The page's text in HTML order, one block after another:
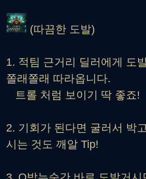
(따끔한 도발)
1. 적팀 근거리 딜러에게 도
쫄래쫄래 따라옵니다.
트롤 처럼 보이기 딱 좋죠!
2. 기회가 된다면 굴러서 박
시는 것도 깨알 Tip!